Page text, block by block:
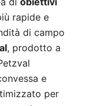
rapide e
di campo
, prodotto a
e
per